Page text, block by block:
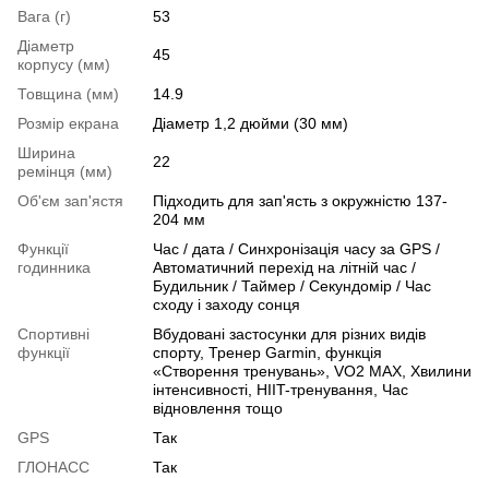
Вага (г)
53
Діаметр
корпусу (мм)
45
Товщина (мм)
14.9
Розмір екрана
Діаметр 1,2 дюйми (30 мм)
Ширина
ремінця (мм)
22
Об'єм зап'ястя
Підходить для зап'ясть з окружністю 137-
204 мм
Функції
годинника
Час / дата / Синхронізація часу за GPS /
Автоматичний перехід на літній час /
Будильник / Таймер / Секундомір / Час
сходу і заходу сонця
Спортивні
функції
Вбудовані застосунки для різних видів
спорту, Тренер Garmin, функція
«Створення тренувань», VO2 MAX, Хвилини
інтенсивності, HIIT-тренування, Час
відновлення тощо
GPS
Так
ГЛОНАСС
Так